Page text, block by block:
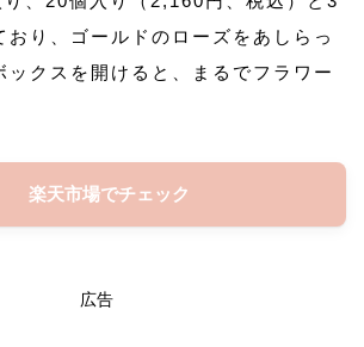
おり、ゴールドのローズをあしらっ
ックスを開けると、まるでフラワー
楽天市場でチェック
広告